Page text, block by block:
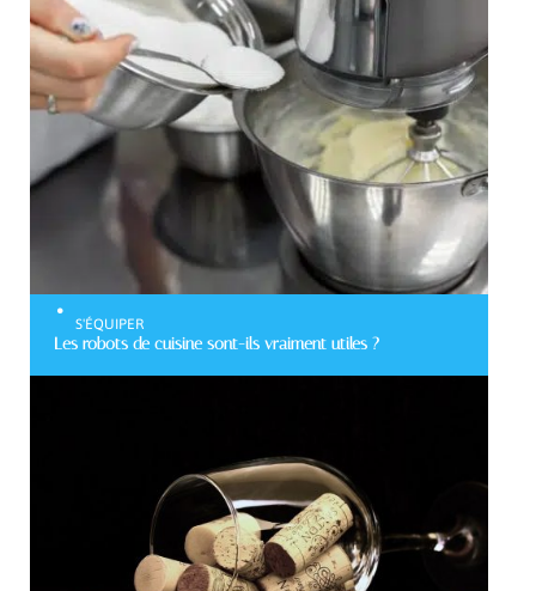
S'ÉQUIPER
Les robots de cuisine sont-ils vraiment utiles ?